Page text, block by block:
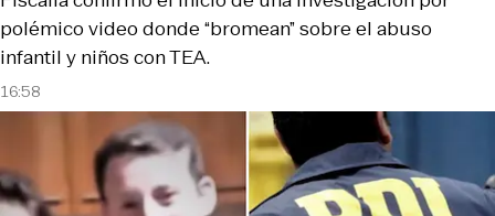
16:58
polémico video donde “bromean” sobre el abuso
infantil y niños con TEA.